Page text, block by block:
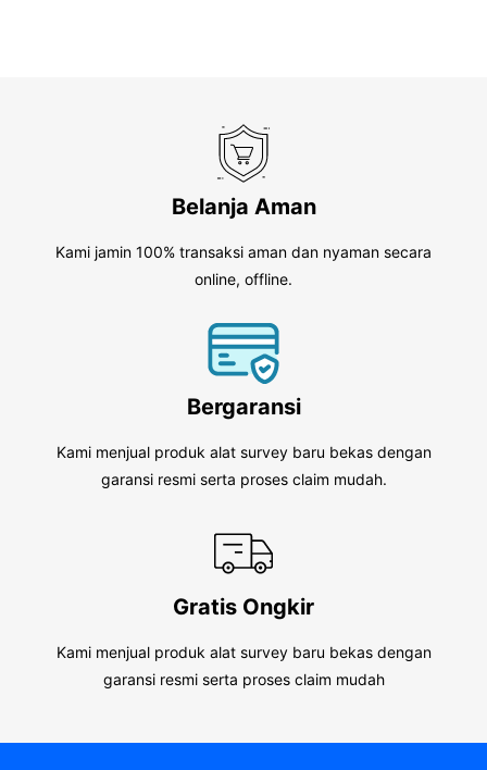
Belanja Aman
Kami jamin 100% transaksi aman dan nyaman secara
online, offline.
Bergaransi
Kami menjual produk alat survey baru bekas dengan
garansi resmi serta proses claim mudah.
Gratis Ongkir
Kami menjual produk alat survey baru bekas dengan
garansi resmi serta proses claim mudah